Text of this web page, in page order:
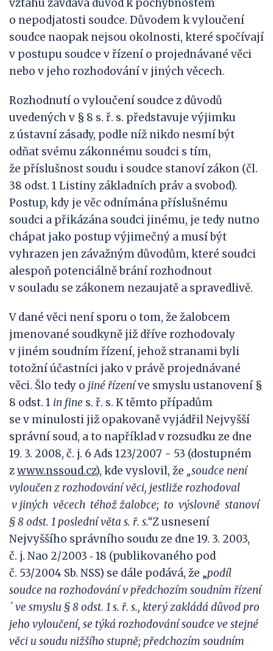
vztahu zavdává důvod k pochybnostem
o nepodjatosti soudce. Důvodem k vyloučení
soudce naopak nejsou okolnosti, které spočívají
v postupu soudce v řízení o projednávané věci
nebo v jeho rozhodování v jiných věcech.
Rozhodnutí o vyloučení soudce z důvodů
uvedených v § 8 s. ř. s. představuje výjimku
z ústavní zásady, podle níž nikdo nesmí být
odňat svému zákonnému soudci s tím,
že příslušnost soudu i soudce stanoví zákon (čl.
38 odst. 1 Listiny základních práv a svobod).
Postup, kdy je věc odnímána příslušnému
soudci a přikázána soudci jinému, je tedy nutno
chápat jako postup výjimečný a musí být
vyhrazen jen závažným důvodům, které soudci
alespoň potenciálně brání rozhodnout
v souladu se zákonem nezaujatě a spravedlivě.
V dané věci není sporu o tom, že žalobcem
jmenované soudkyně již dříve rozhodovaly
v jiném soudním řízení, jehož stranami byli
totožní účastníci jako v právě projednávané
věci. Šlo tedy o jiné řízeníve smyslu ustanovení §
8 odst. 1 in fine s. ř. s. K těmto případům
se v minulosti již opakovaně vyjádřil Nejvyšší
správní soud, a to například v rozsudku ze dne
19. 3. 2008, č. j. 6 Ads 123/2007 - 53 (dostupném
zwww.nssoud.cz), kde vyslovil, že „soudce není
vyloučen z rozhodování věci, jestliže rozhodoval
v jiných věcech téhož žalobce; to výslovně stanoví
§8odst. 1 poslední věta s. ř. s.“Z usnesení
Nejvyššího správního soudu ze dne 19. 3. 2003,
č. j. Nao 2/2003 ‑ 18 (publikovaného pod
č. 53/2004 Sb. NSS) se dále podává, že „podíl
soudce na rozhodování v předchozím soudním řízení
´ve smyslu § 8 odst. 1 s. ř. s., který zakládá důvod pro
jeho vyloučení, se týká rozhodování soudce ve stejné
věci u soudu nižšího stupně;předchozím soudním